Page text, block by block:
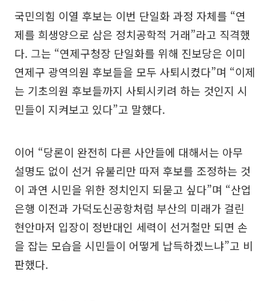
국민의힘 이열 후보는 이번 단일화 과정 자체를 “연
제를 희생양으로 삼은 정치공학적 거래”라고 직격했
다. 그는 “연제구청장 단일화를 위해 진보당은 이미
연제구 광역의원 후보들을 모두 사퇴시켰다”며 “이제
는 기초의원 후보들까지 사퇴시키려 하는 것인지 시
민들이 지켜보고 있다”고 말했다.
이어 “당론이 완전히 다른 사안들에 대해서는 아무
설명도 없이 선거 유불리만 따져 후보를 조정하는 것
이 과연 시민을 위한 정치인지 되묻고 싶다”며 “산업
은행 이전과 가덕도신공항처럼 부산의 미래가 걸린
현안마저 입장이 정반대인 세력이 선거철만 되면 손
을 잡는 모습을 시민들이 어떻게 납득하겠느냐”고 비
판했다.